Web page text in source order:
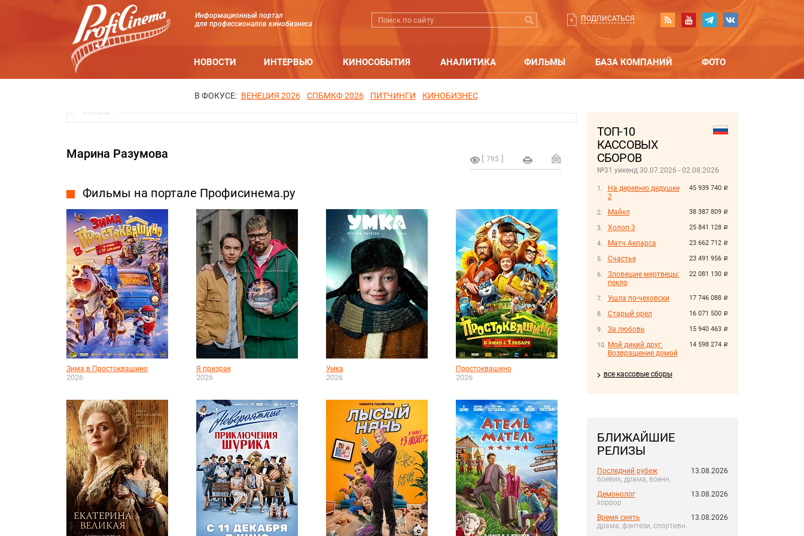
Информационный портал
для профессионалов кинобизнеса
ПОДПИСАТЬСЯ
НОВОСТИ ИНТЕРВЬЮ КИНОСОБЫТИЯ АНАЛИТИКА ФИЛЬМЫ БАЗА КОМПАНИЙ ФОТО
В ФОКУСЕ: ВЕНЕЦИЯ 2026 СПБМКФ 2026 ПИТЧИНГИ КИНОБИЗНЕС
ТОП-10
КАССОВЫХ
СБОРОВ
№31 уикенд 30.07.2026 - 02.08.2026
45 939 740 руб.
На деревню дедушке
2
38 387 809 руб.
Майкл
25 841 128 руб.
Холоп 3
23 662 712 руб.
Матч Акпарса
23 491 956 руб.
Счастье
22 081 130 руб.
Зловещие мертвецы:
пекло
17 746 088 руб.
Ушла по-чеховски
16 071 500 руб.
Старый орел
15 940 463 руб.
За любовь
14 598 274 руб.
Мой дикий друг.
Возвращение домой
все кассовые сборы
БЛИЖАЙШИЕ
РЕЛИЗЫ
Последний рубеж
боевик, драма, военн.
13.08.2026
Демонолог
хоррор
13.08.2026
Время сиять
драма, фэнтези, спортивн.
13.08.2026
Реклама
795
Марина Разумова
Фильмы на портале Профисинема.ру
Зима в Простоквашино
2026
Я призрак
2026
Умка
2026
Простоквашино
2026